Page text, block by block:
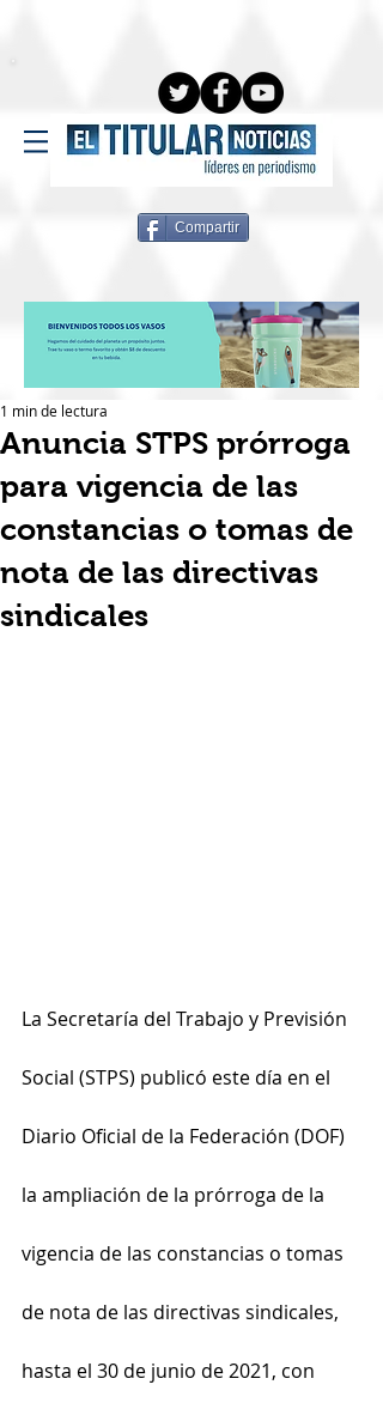
Compartir
Anuncia STPS prórroga
para vigencia de las
constancias o tomas de
nota de las directivas
sindicales
1 min de lectura
La Secretaría del Trabajo y Previsión
Social (STPS) publicó este día en el
Diario Oficial de la Federación (DOF)
la ampliación de la prórroga de la
vigencia de las constancias o tomas
de nota de las directivas sindicales,
hasta el 30 de junio de 2021, con